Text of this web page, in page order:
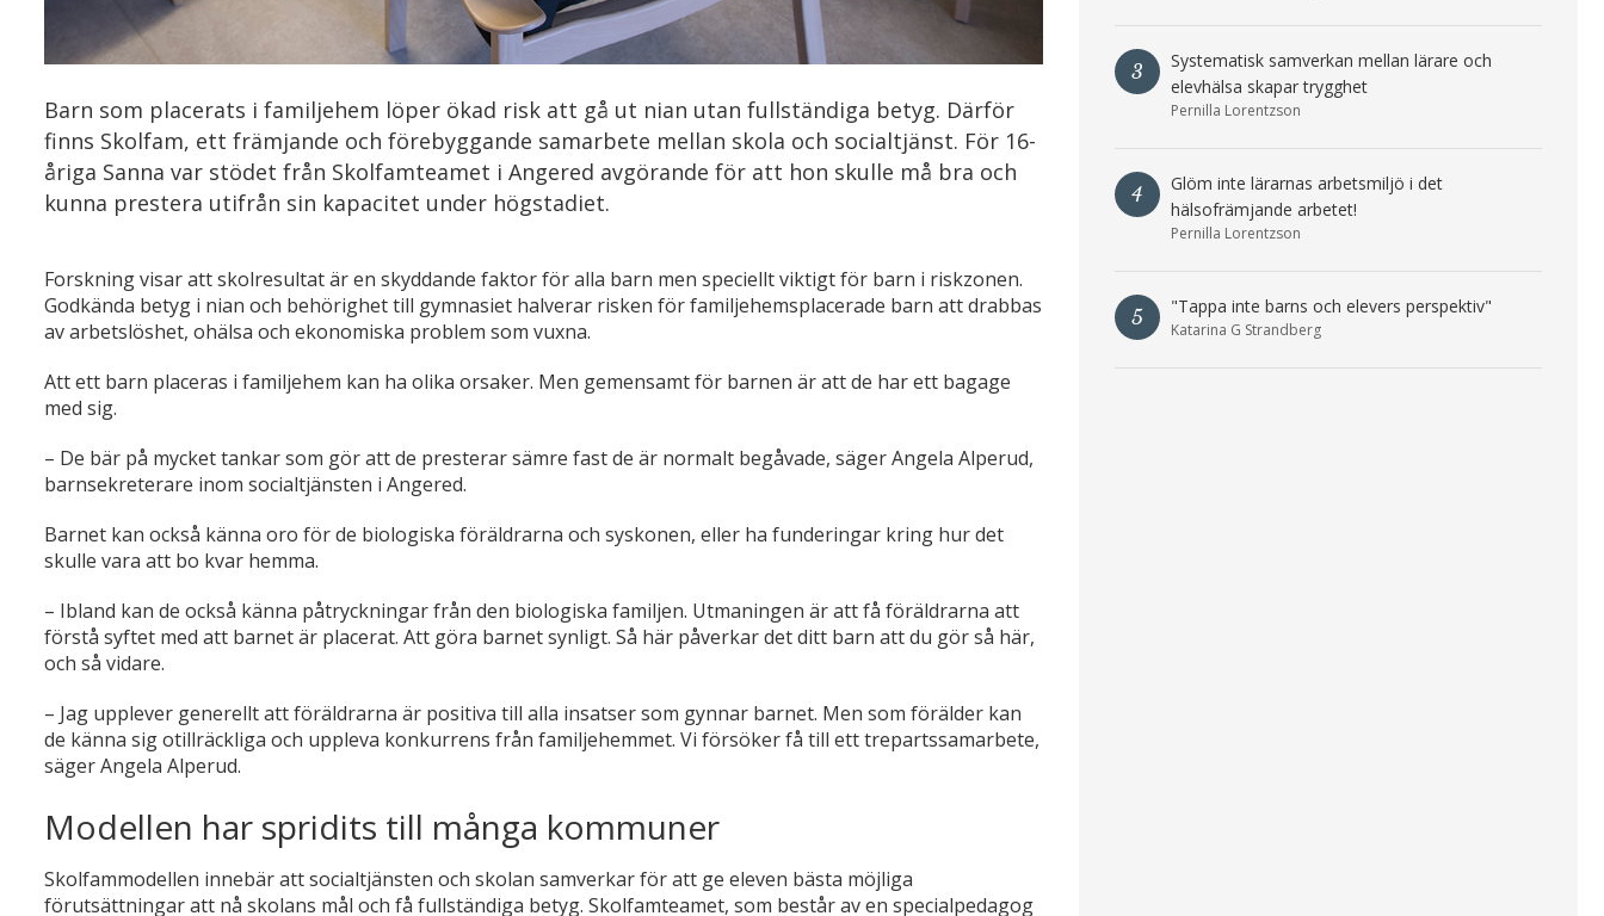
Barn som placerats i familjehem löper ökad risk att gå ut nian utan fullständiga betyg. Därför
finns Skolfam, ett främjande och förebyggande samarbete mellan skola och socialtjänst. För 16-
åriga Sanna var stödet från Skolfamteamet i Angered avgörande för att hon skulle må bra och
kunna prestera utifrån sin kapacitet under högstadiet.
Forskning visar att skolresultat är en skyddande faktor för alla barn men speciellt viktigt för barn i riskzonen.
Godkända betyg i nian och behörighet till gymnasiet halverar risken för familjehemsplacerade barn att drabbas
av arbetslöshet, ohälsa och ekonomiska problem som vuxna.
Att ett barn placeras i familjehem kan ha olika orsaker. Men gemensamt för barnen är att de har ett bagage
med sig.
– De bär på mycket tankar som gör att de presterar sämre fast de är normalt begåvade, säger Angela Alperud,
barnsekreterare inom socialtjänsten i Angered.
Barnet kan också känna oro för de biologiska föräldrarna och syskonen, eller ha funderingar kring hur det
skulle vara att bo kvar hemma.
– Ibland kan de också känna påtryckningar från den biologiska familjen. Utmaningen är att få föräldrarna att
förstå syftet med att barnet är placerat. Att göra barnet synligt. Så här påverkar det ditt barn att du gör så här,
och så vidare.
– Jag upplever generellt att föräldrarna är positiva till alla insatser som gynnar barnet. Men som förälder kan
de känna sig otillräckliga och uppleva konkurrens från familjehemmet. Vi försöker få till ett trepartssamarbete,
säger Angela Alperud.
Modellen har spridits till många kommuner
Skolfammodellen innebär att socialtjänsten och skolan samverkar för att ge eleven bästa möjliga
förutsättningar att nå skolans mål och få fullständiga betyg. Skolfamteamet, som består av en specialpedagog
3
Systematisk samverkan mellan lärare och
elevhälsa skapar trygghet
Pernilla Lorentzson
4
Glöm inte lärarnas arbetsmiljö i det
hälsofrämjande arbetet!
Pernilla Lorentzson
5 "Tappa inte barns och elevers perspektiv"
Katarina G Strandberg